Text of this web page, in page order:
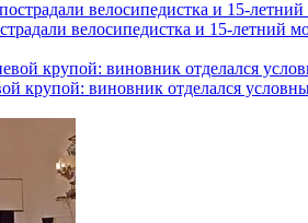
велосипедистка и 15-летний
крупой: виновник отделался